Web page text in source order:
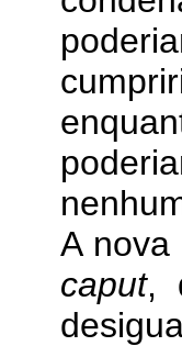
A nova
caput,